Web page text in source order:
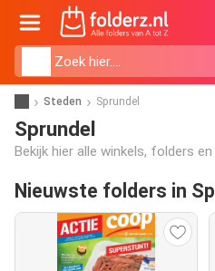
Steden Sprundel
Sprundel
Bekijk hier alle winkels, folders
Nieuwste folders in